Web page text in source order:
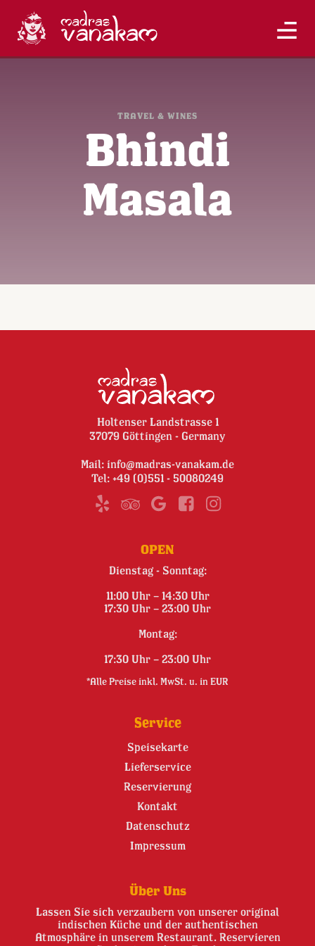
TRAVEL & WINES
Bhindi
Masala
Holtenser Landstrasse 1
37079 Göttingen - Germany
Mail: info@madras-vanakam.de
Tel: +49 (0)551 - 50080249
OPEN
Dienstag - Sonntag:
11:00 Uhr – 14:30 Uhr
17:30 Uhr – 23:00 Uhr
Montag:
17:30 Uhr – 23:00 Uhr
*Alle Preise inkl. MwSt. u. in EUR
Service
Speisekarte
Lieferservice
Reservierung
Kontakt
Datenschutz
Impressum
Über Uns
Lassen Sie sich verzaubern von unserer original
indischen Küche und der authentischen
Atmosphäre in unserem Restaurant. Reservieren